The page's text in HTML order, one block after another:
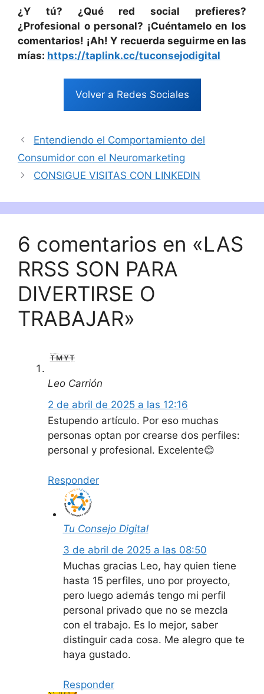
¿Y tú? ¿Qué red social prefieres?
¿Profesional o personal? ¡Cuéntamelo en los
comentarios! ¡Ah! Y recuerda seguirme en las
mías: https://taplink.cc/tuconsejodigital
Volver a Redes Sociales
Entendiendo el Comportamiento del
Consumidor con el Neuromarketing
CONSIGUE VISITAS CON LINKEDIN
6 comentarios en «LAS
RRSS SON PARA
DIVERTIRSE O
TRABAJAR»
Leo Carrión
2 de abril de 2025 a las 12:16
Estupendo artículo. Por eso muchas
personas optan por crearse dos perfiles:
personal y profesional. Excelente😊
Responder
Tu Consejo Digital
3 de abril de 2025 a las 08:50
Muchas gracias Leo, hay quien tiene
hasta 15 perfiles, uno por proyecto,
pero luego además tengo mi perfil
personal privado que no se mezcla
con el trabajo. Es lo mejor, saber
distinguir cada cosa. Me alegro que te
haya gustado.
Responder